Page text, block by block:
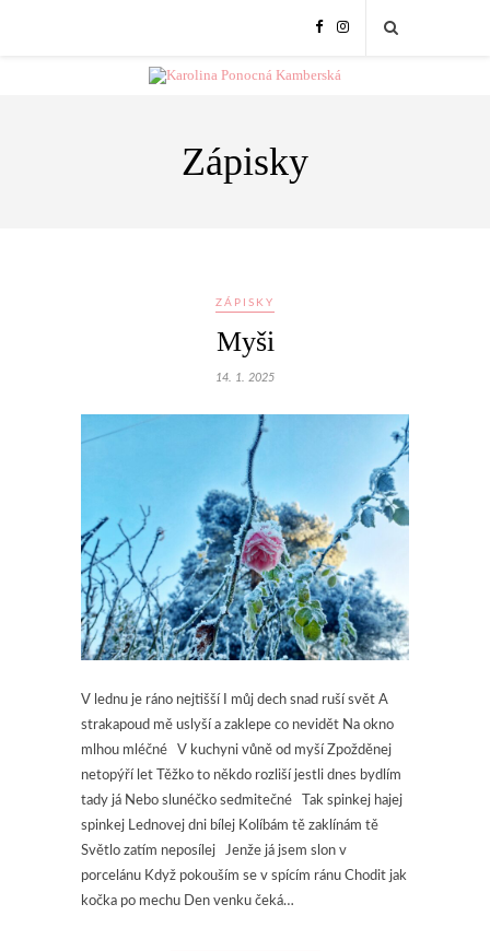
Zápisky
ZÁPISKY
Myši
14. 1. 2025
V lednu je ráno nejtišší I můj dech snad ruší svět A
strakapoud mě uslyší a zaklepe co nevidět Na okno
mlhou mléčné V kuchyni vůně od myší Zpožděnej
netopýří let Těžko to někdo rozliší jestli dnes bydlím
tady já Nebo slunéčko sedmitečné Tak spinkej hajej
spinkej Lednovej dni bílej Kolíbám tě zaklínám tě
Světlo zatím neposílej Jenže já jsem slon v
porcelánu Když pokouším se v spícím ránu Chodit jak
kočka po mechu Den venku čeká…